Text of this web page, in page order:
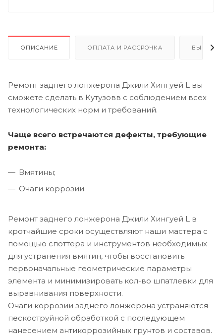
ОПИСАНИЕ ОПЛАТА И РАССРОЧКА ВЫЗОВ
Ремонт заднего лонжерона Джили Хингуей L вы
сможете сделать в Кутузовв с соблюдением всех
технологических норм и требований.
Чаще всего встречаются дефекты, требующие
ремонта:
Вмятины;
Очаги коррозии.
Ремонт заднего лонжерона Джили Хингуей L в
кротчайшие сроки осуществляют наши мастера с
помощью споттера и инструментов необходимых
для устранения вмятин, чтобы восстановить
первоначальные геометрические параметры
элемента и минимизировать кол-во шпатлевки для
выравнивания поверхности.
Очаги коррозии заднего лонжерона устраняются
пескоструйной обработкой с последующем
нанесением антикоррозийных грунтов и составов.